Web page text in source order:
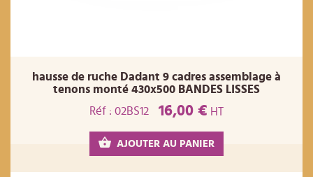
hausse de ruche Dadant 9 cadres assemblage à
tenons monté 430x500 BANDES LISSES
Réf : 02BS12
16,00 € HT
AJOUTER AU PANIER